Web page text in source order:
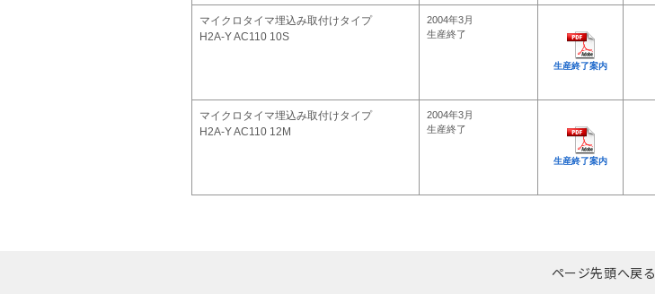
マイクロタイマ埋込み取付けタイプ
H2A-Y AC110 10S
2004年3月
生産終了
生産終了案内
マイクロタイマ埋込み取付けタイプ
H2A-Y AC110 12M
2004年3月
生産終了
生産終了案内
ページ先頭へ戻る